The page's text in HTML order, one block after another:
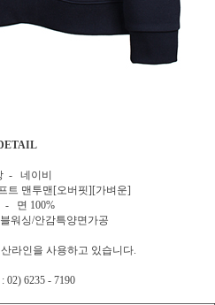
- 네이비
트 맨투맨[오버핏][가벼운]
- 면 100%
워싱/안감특양면가공
라인을 사용하고 있습니다.
02) 6235 - 7190